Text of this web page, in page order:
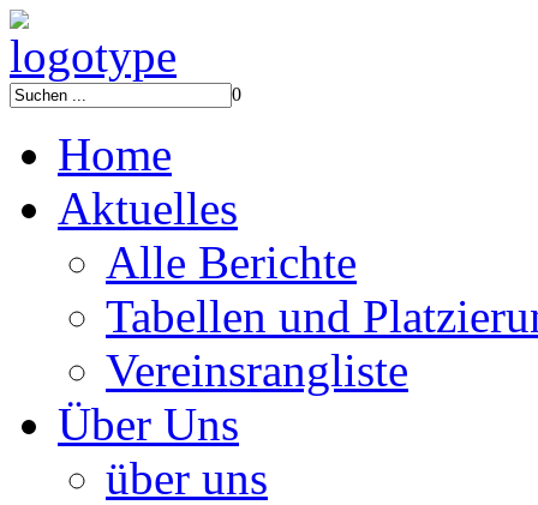
0
Home
Aktuelles
Alle Berichte
Tabellen und
Vereinsrangliste
Über Uns
über uns